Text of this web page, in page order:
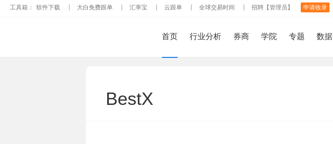
工具箱： 软件下载 大白免费跟单 汇率宝 云跟单 全球交易时间 招聘【管理员】 申请收录
首页 行业分析 券商 学院 专题 数据
BestX